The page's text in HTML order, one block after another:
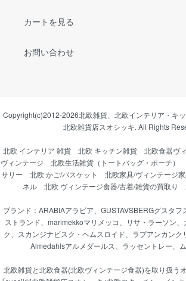
カートを見る
お問い合わせ
Copyright(c)2012-2026北欧雑貨、北欧インテリア・キ
北欧雑貨店スオシッキ. All Rights
北欧 インテリア 雑貨 北欧 キッチン雑貨 北欧食器ヴ
ヴィンテージ
北欧生活雑貨（トートバッグ・ポーチ）
サリー
北欧 かご/バスケット 北欧家具/ヴィンテージ
ネル
北欧 ヴィンテージ食器/古着/雑貨の買取り
ブランド： ARABIAアラビア GUSTAVSBERGグスタフ
ストランド
marimekkoマリメッコ リサ・ラーソン
ク
スカンジナビスク・ヘムスロイド ラプアンカンク
Almedahlsアルメダールス
ラッセントレー
北欧雑貨と北欧食器(北欧ヴィンテージ食器)を取り扱う